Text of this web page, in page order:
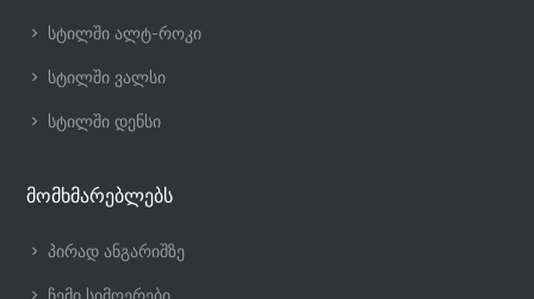
სტილში ალტ-როკი
სტილში ვალსი
სტილში დენსი
მომხმარებლებს
პირად ანგარიშზე